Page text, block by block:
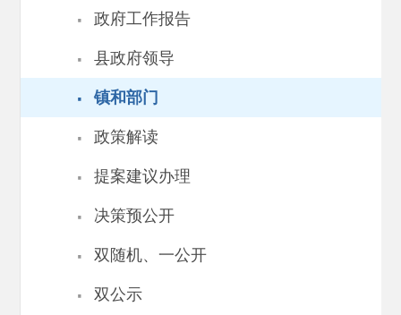
· 政府工作报告
· 县政府领导
· 镇和部门
· 政策解读
· 提案建议办理
· 决策预公开
· 双随机、一公开
· 双公示